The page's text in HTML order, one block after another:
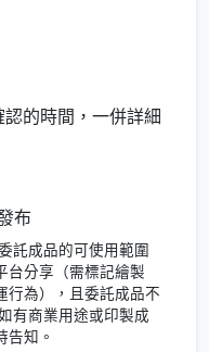
的時間，一併詳細
布
託成品的可使用範圍
台分享（需標記繪製
行為），且委託成品不
有商業用途或印製成
告知。